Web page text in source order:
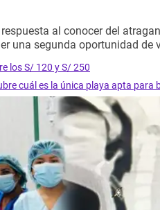
al conocer del
una segunda oportunidad de
los S/ 120 y S/ 250
cuál es la única playa apta para